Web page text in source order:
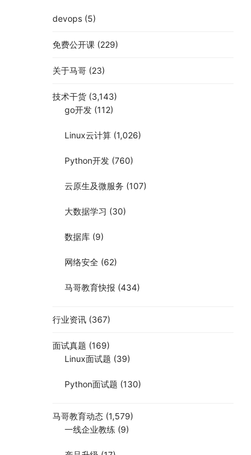
devops (5)
免费公开课 (229)
关于马哥 (23)
技术干货 (3,143)
go开发 (112)
Linux云计算 (1,026)
Python开发 (760)
云原生及微服务 (107)
大数据学习 (30)
数据库 (9)
网络安全 (62)
马哥教育快报 (434)
行业资讯 (367)
面试真题 (169)
Linux面试题 (39)
Python面试题 (130)
马哥教育动态 (1,579)
一线企业教练 (9)